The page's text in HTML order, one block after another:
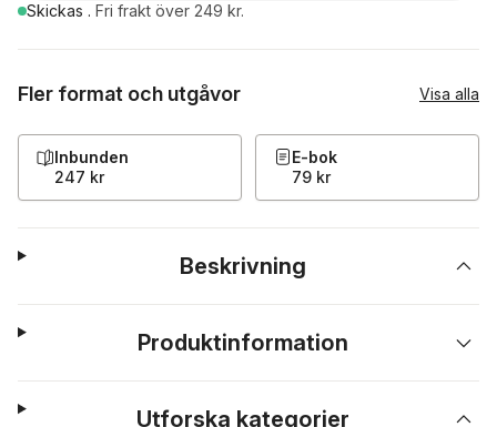
Skickas . Fri frakt över 249 kr.
Fler format och utgåvor Visa alla
Inbunden
247 kr
E-bok
79 kr
Beskrivning
Produktinformation
Utforska kategorier